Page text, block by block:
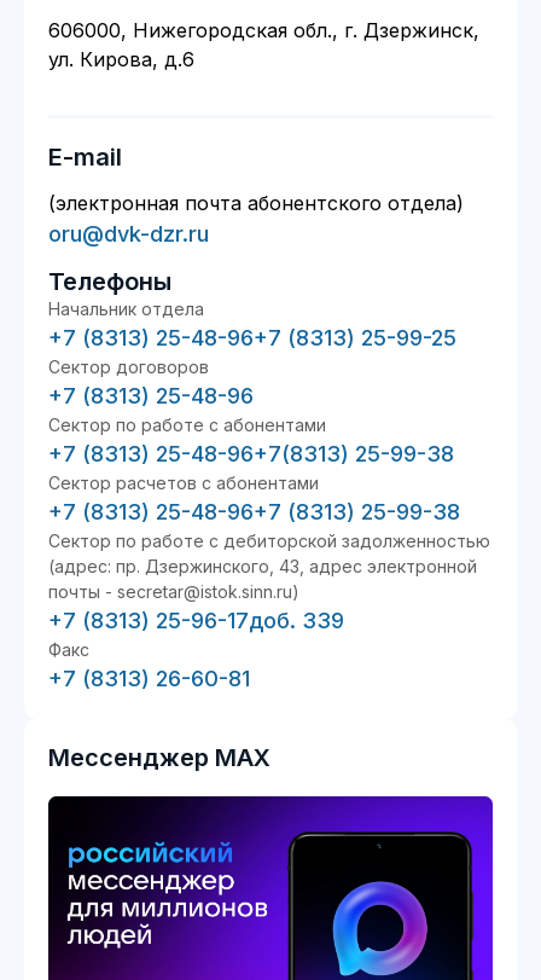
606000, Нижегородская обл., г. Дзержинск,
ул. Кирова, д.6
E-mail
(электронная почта абонентского отдела)
oru@dvk-dzr.ru
Телефоны
Начальник отдела
+7 (8313) 25-48-96+7 (8313) 25-99-25
Сектор договоров
+7 (8313) 25-48-96
Сектор по работе с абонентами
+7 (8313) 25-48-96+7(8313) 25-99-38
Сектор расчетов с абонентами
+7 (8313) 25-48-96+7 (8313) 25-99-38
Сектор по работе с дебиторской задолженностью
(адрес: пр. Дзержинского, 43, адрес электронной
почты - secretar@istok.sinn.ru)
+7 (8313) 25-96-17доб. 339
Факс
+7 (8313) 26-60-81
Мессенджер MAX